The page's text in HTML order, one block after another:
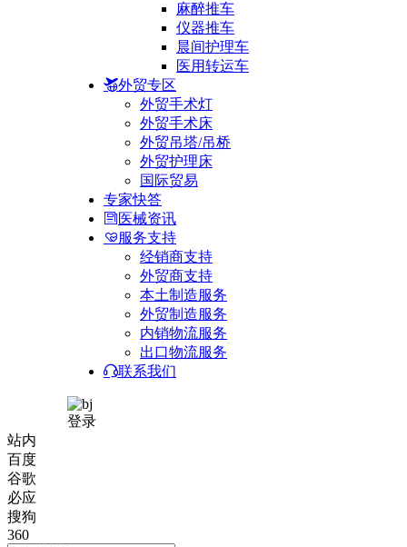
麻醉推车
仪器推车
晨间护理车
医用转运车
外贸专区
外贸手术灯
外贸手术床
外贸吊塔/吊桥
外贸护理床
国际贸易
专家快答
医械资讯
服务支持
经销商支持
外贸商支持
本土制造服务
外贸制造服务
内销物流服务
出口物流服务
联系我们
登录
站内
百度
谷歌
必应
搜狗
360